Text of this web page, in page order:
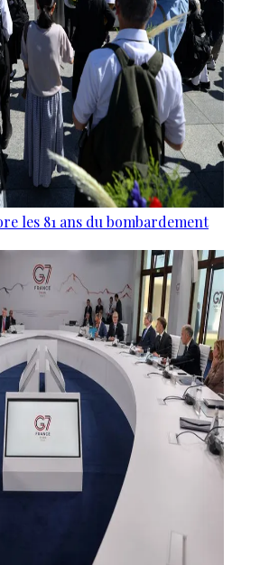
les 81 ans du bombardement